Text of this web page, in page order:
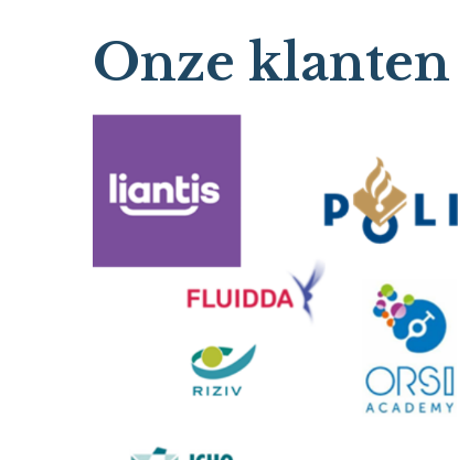
Onze klanten